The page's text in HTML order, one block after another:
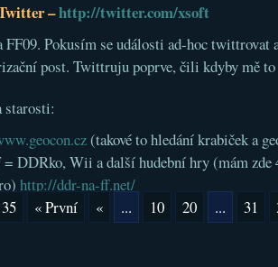
–http://twitter.com/xsoft
Pokusím se události ad-hoc twittrovat
post. Twittruju poprve, čili kdyby mě
starosti:
(takové to hledání krabiček a
DDRko, Wii a další hudební hry (mám zde
http://ddr-na-ff.net/
« První « ... 10 20 ... 31